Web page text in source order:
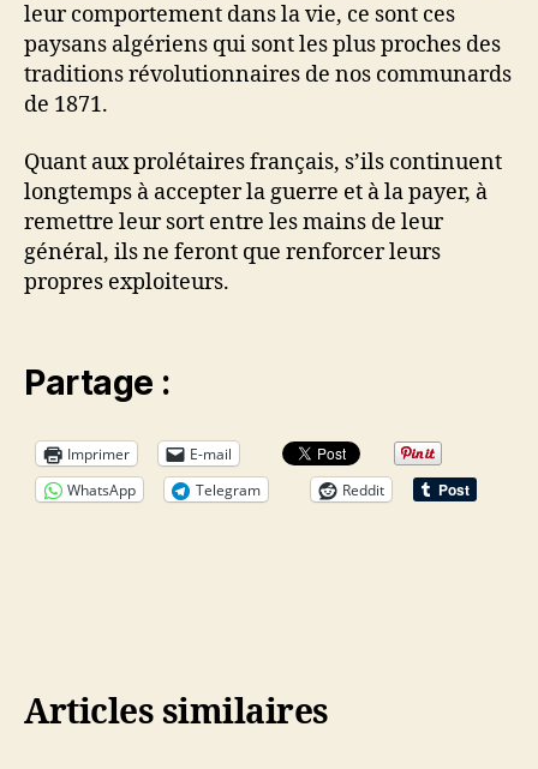
leur comportement dans la vie, ce sont ces
paysans algériens qui sont les plus proches des
traditions révolutionnaires de nos communards
de 1871.
Quant aux prolétaires français, s’ils continuent
longtemps à accepter la guerre et à la payer, à
remettre leur sort entre les mains de leur
général, ils ne feront que renforcer leurs
propres exploiteurs.
Partage :
Imprimer
E-mail
WhatsApp
Telegram Reddit
Articles similaires